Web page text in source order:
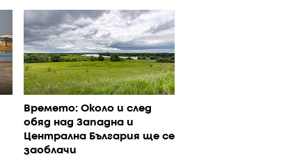
Времето: Около и след
обяд над Западна и
Централна България ще се
заоблачи